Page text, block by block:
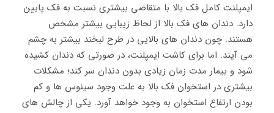
ایمپلنت کامل فک بالا با متقاضی بیشتری نسبت به فک پایین
دارد. دندان های فک بالا از لحاظ زیبایی بیشتر مشخص
هستند. چون دندان های بالایی در طرح لبخند بیشتر به چشم
می آیند. اما برای کاشت ایمپلنت، در صورتی که دندان کشیده
شود و بیمار مدت زمان زیادی بدون دندان سر کند؛ مشکلات
بیشتری در استخوان فک بالا به علت وجود سینوس ها و کم
بودن ارتفاع استخوان به وجود خواهد آورد. یکی از چالش های